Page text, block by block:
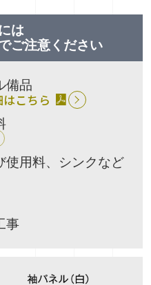
は
ご注意ください
備品
こちら
使用料、シンクなど
事